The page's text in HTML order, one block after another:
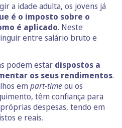
a idade adulta, os jovens já
é o imposto sobre o
é aplicado. Neste
entre salário bruto e
podem estar dispostos a
os seus rendimentos.
em part-timeou os
têm confiança para
despesas, tendo em
e reais.